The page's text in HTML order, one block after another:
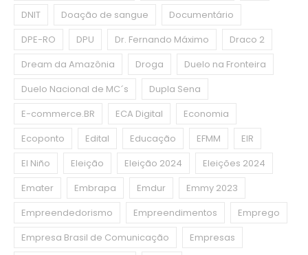
DNIT
Doação de sangue
Documentário
DPE-RO
DPU Dr. Fernando Máximo
Draco 2
Dream da Amazônia
Droga
Duelo na Fronteira
Duelo Nacional de MC´s
Dupla Sena
E-commerce.BR
ECA Digital
Economia
Ecoponto
Edital Educação EFMM
EIR
El Niño
Eleição Eleição 2024
Eleições 2024
Emater
Embrapa Emdur
Emmy 2023
Empreendedorismo
Empreendimentos
Emprego
Empresa Brasil de Comunicação
Empresas